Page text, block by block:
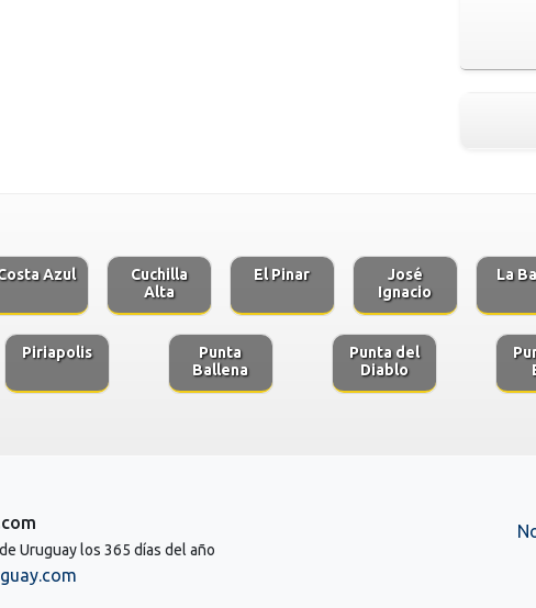
Azul
Cuchilla
Alta
El Pinar
José
Ignacio
La
Piriapolis
Punta
Ballena
Punta del
Diablo
Uruguay los 365 días del año